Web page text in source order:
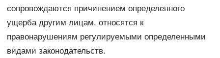
сопровождаются причинением определенного
ущерба другим лицам, относятся к
правонарушениям регулируемыми определенными
видами законодательств.